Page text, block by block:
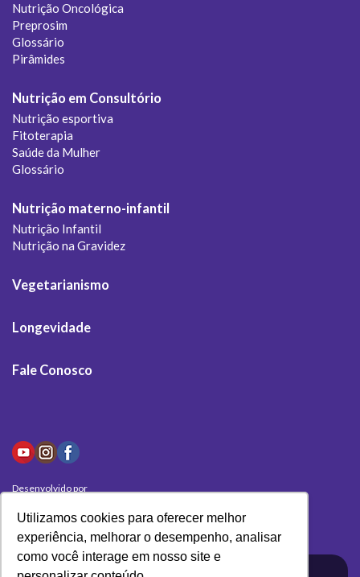
Utilizamos cookies para oferecer melhor
experiência, melhorar o desempenho, analisar
como você interage em nosso site e
Nutrição Oncológica
Preprosim
Glossário
Pirâmides
Nutrição em Consultório
Nutrição esportiva
Fitoterapia
Saúde da Mulher
Glossário
Nutrição materno-infantil
Nutrição Infantil
Nutrição na Gravidez
Vegetarianismo
Longevidade
Fale Conosco
Desenvolvido por